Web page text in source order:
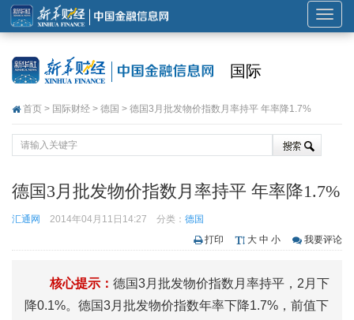
展
开
国际
首页 > 国际财经 > 德国 > 德国3月批发物价指数月率持平 年率降1.7%
德国3月批发物价指数月率持平 年率降1.7%
汇通网 2014年04月11日14:27 分类： 德国
打印
大 中 小 我要评论
核心提示： 德国3月批发物价指数月率持平，2月下
降0.1%。德国3月批发物价指数年率下降1.7%，前值下